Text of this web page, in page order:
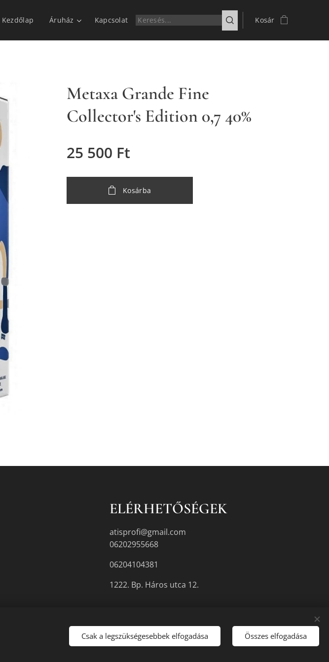
Kezdőlap Áruház Kapcsolat Kosár
Metaxa Grande Fine
Collector's Edition 0,7 40%
25 500 Ft
Kosárba
ELÉRHETŐSÉGEK
atisprofi@gmail.com
06202955668
06204104381
1222. Bp. Háros utca 12.
vagy a megadott elérhetőségek egyikén. Sütik
Csak a legszükségesebbek elfogadása Összes elfogadása